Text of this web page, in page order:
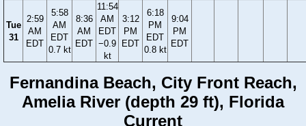
Tue
31
2:59
AM
EDT
5:58
AM
EDT
0.7 kt
8:36
AM
EDT
11:54
AM
EDT
−0.9
kt
3:12
PM
EDT
6:18
PM
EDT
0.8 kt
9:04
PM
EDT
Fernandina Beach, City Front Reach,
Amelia River (depth 29 ft), Florida
Current